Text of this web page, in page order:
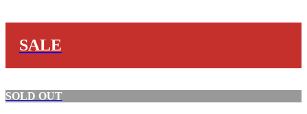
SALE
SOLD OUT